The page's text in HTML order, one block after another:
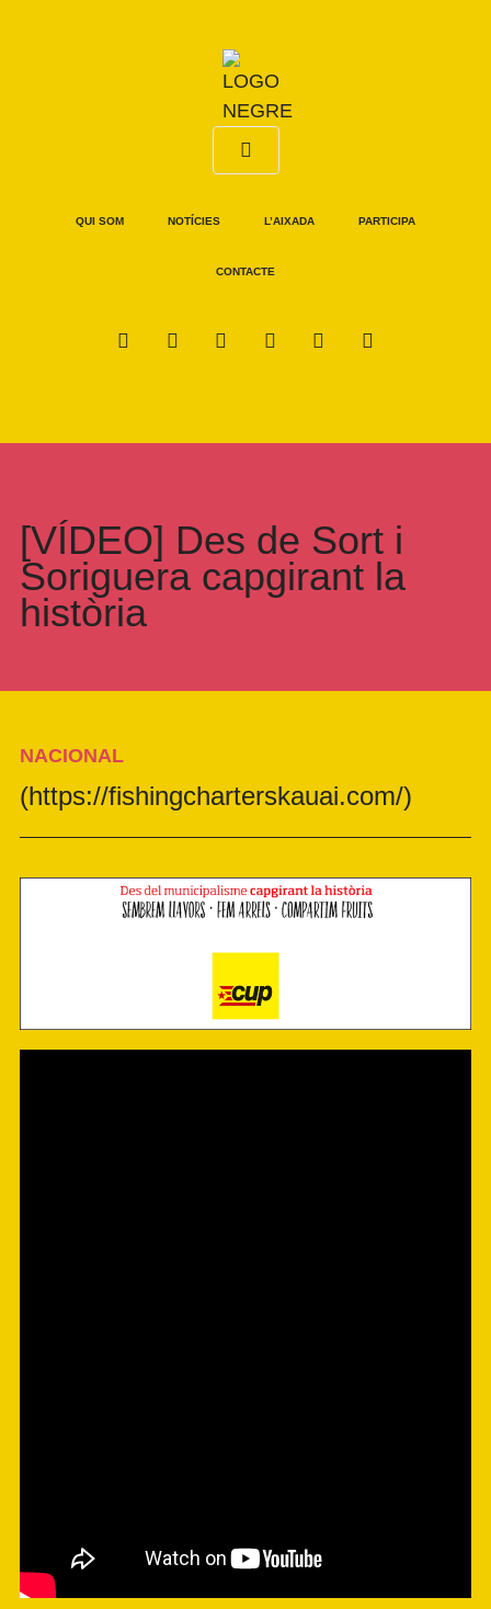
QUI SOM NOTÍCIES L’AIXADA PARTICIPA
CONTACTE
[VÍDEO] Des de Sort i
Soriguera capgirant la
història
NACIONAL
(https://fishingcharterskauai.com/)